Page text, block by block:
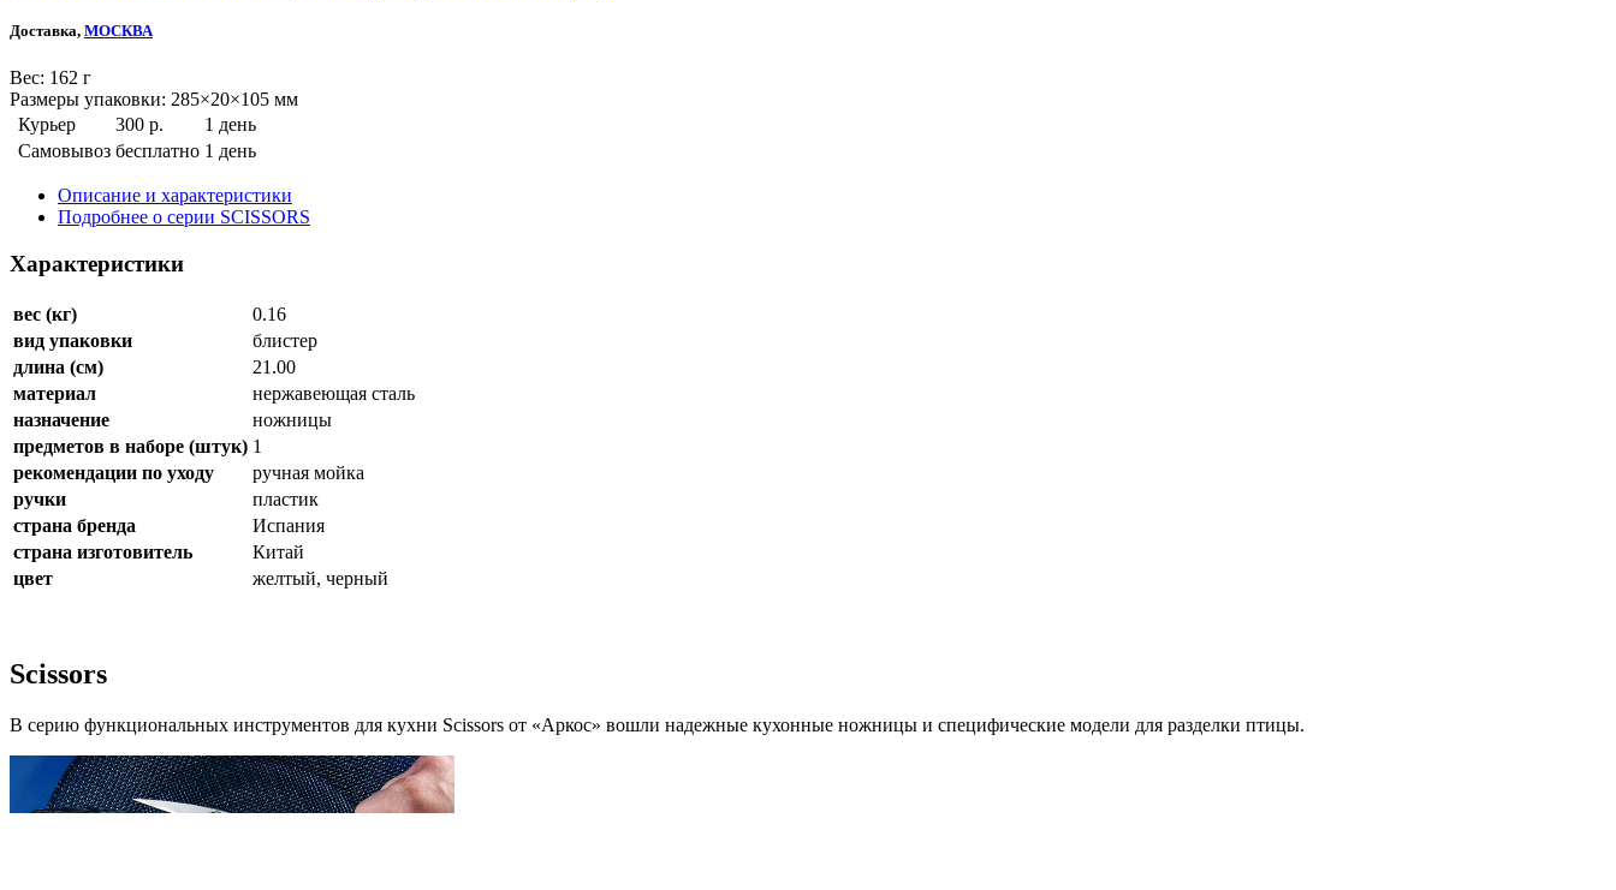
Доставка, МОСКВА
Веc: 162 г
Размеры упаковки: 285×20×105 мм
Курьер
300 р.
1 день
Самовывоз бесплатно 1 день
Описание и характеристики
Подробнее о серии SCISSORS
Характеристики
вес (кг)
0.16
вид упаковки
блистер
длина (см)
21.00
материал
нержавеющая сталь
назначение
ножницы
предметов в наборе (штук) 1
рекомендации по уходу
ручная мойка
ручки
пластик
страна бренда
Испания
страна изготовитель
Китай
цвет
желтый, черный
Scissors
В серию функциональных инструментов для кухни Scissors от «Аркос» вошли надежные кухонные ножницы и специфические модели для разделки птицы.